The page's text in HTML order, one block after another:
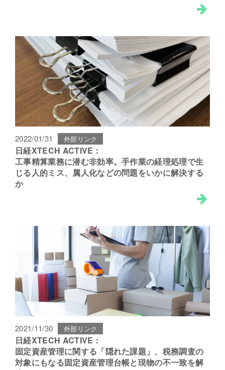
2022/01/31 外部リンク
日経XTECH ACTIVE：
工事精算業務に潜む非効率。手作業の経理処理で生
じる人的ミス、属人化などの問題をいかに解決する
か
2021/11/30 外部リンク
日経XTECH ACTIVE：
固定資産管理に関する「隠れた課題」、税務調査の
対象にもなる固定資産管理台帳と現物の不一致を解